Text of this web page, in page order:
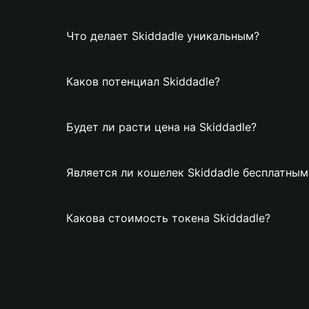
Что делает Skiddadle уникальным?
Каков потенциал Skiddadle?
Будет ли расти цена на Skiddadle?
Является ли кошелек Skiddadle
Какова стоимость токена Skiddadle?